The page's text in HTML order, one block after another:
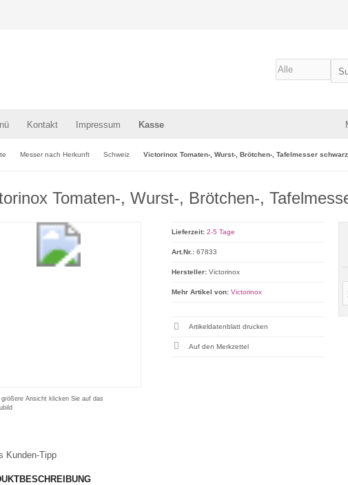
Kontakt Impressum Kasse
Messer nach Herkunft Schweiz Victorinox Tomaten-, Wurst-, Brötchen-, Tafelmesser
Tomaten-, Wurst-, Brötchen-,
größere Ansicht klicken Sie auf das
Lieferzeit: 2-5 Tage
Art.Nr.: 67833
Hersteller: Victorinox
Mehr Artikel von: Victorinox
Artikeldatenblatt drucken
Kunden-Tipp